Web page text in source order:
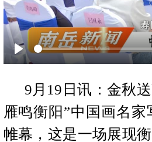
Play
9月19日讯：金秋
雁鸣衡阳”中国画名
帷幕，这是一场展现